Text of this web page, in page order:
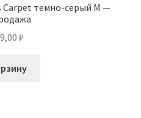
Carpet темно-серый M —
₽